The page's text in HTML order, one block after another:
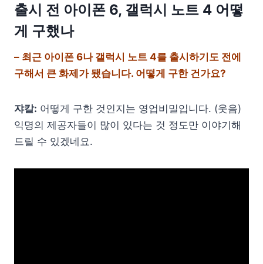
출시 전 아이폰 6, 갤럭시 노트 4 어떻
게 구했나
– 최근 아이폰 6나 갤럭시 노트 4를 출시하기도 전에
구해서 큰 화제가 됐습니다. 어떻게 구한 건가요?
쟈칼: 어떻게 구한 것인지는 영업비밀입니다. (웃음)
익명의 제공자들이 많이 있다는 것 정도만 이야기해
드릴 수 있겠네요.